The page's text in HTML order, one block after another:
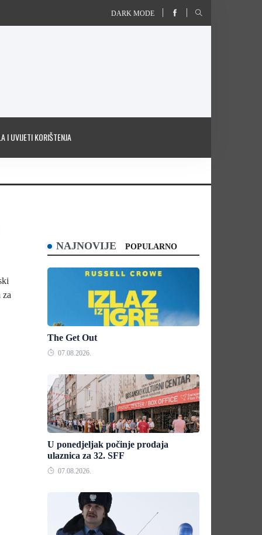
DARK MODE
I UVIJETI KORIŠTENJA
za
NAJNOVIJE POPULARNO
The Get Out
07.08.2026.
U ponedjeljak počinje prodaja
ulaznica za 32. SFF
07.08.2026.